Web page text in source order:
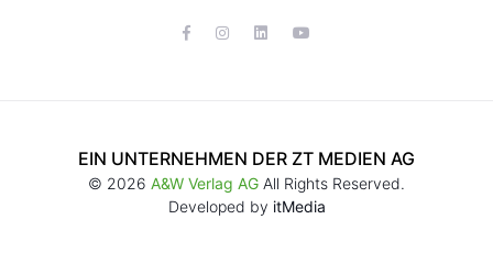
EIN UNTERNEHMEN DER ZT MEDIEN AG
© 2026 A&W Verlag AG All Rights Reserved.
Developed by itMedia